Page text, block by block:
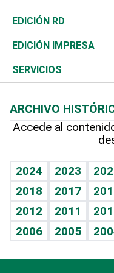
Ocenanía
Caribe
Resto del mundo
Telecom.
Global y variable
Economía personal
Sociales
Novedades
Podcast Arte Libre
Hablando con el
Vida y familia
Eñe
Celebrando la vida
Sin complejos
En pocas palabras
Tenis
Olimpismo
Más deportes
Línea de hit
TBT Deportivo
El Espía
Noticiero Poteleche
Columnistas
Más firmas
Historia
Martes de tecnología
Cambio climático
Revista
Deportes
Opinión
Hecho en casa
Guía del dinero
EDICIÓN RD
EDICIÓN IMPRESA
SERVICIOS
Cumpleaños
Horóscopos
Crucigramas
ARCHIVO
Accede al
2024 2023
2018
2017
2012
2011
2006
2005